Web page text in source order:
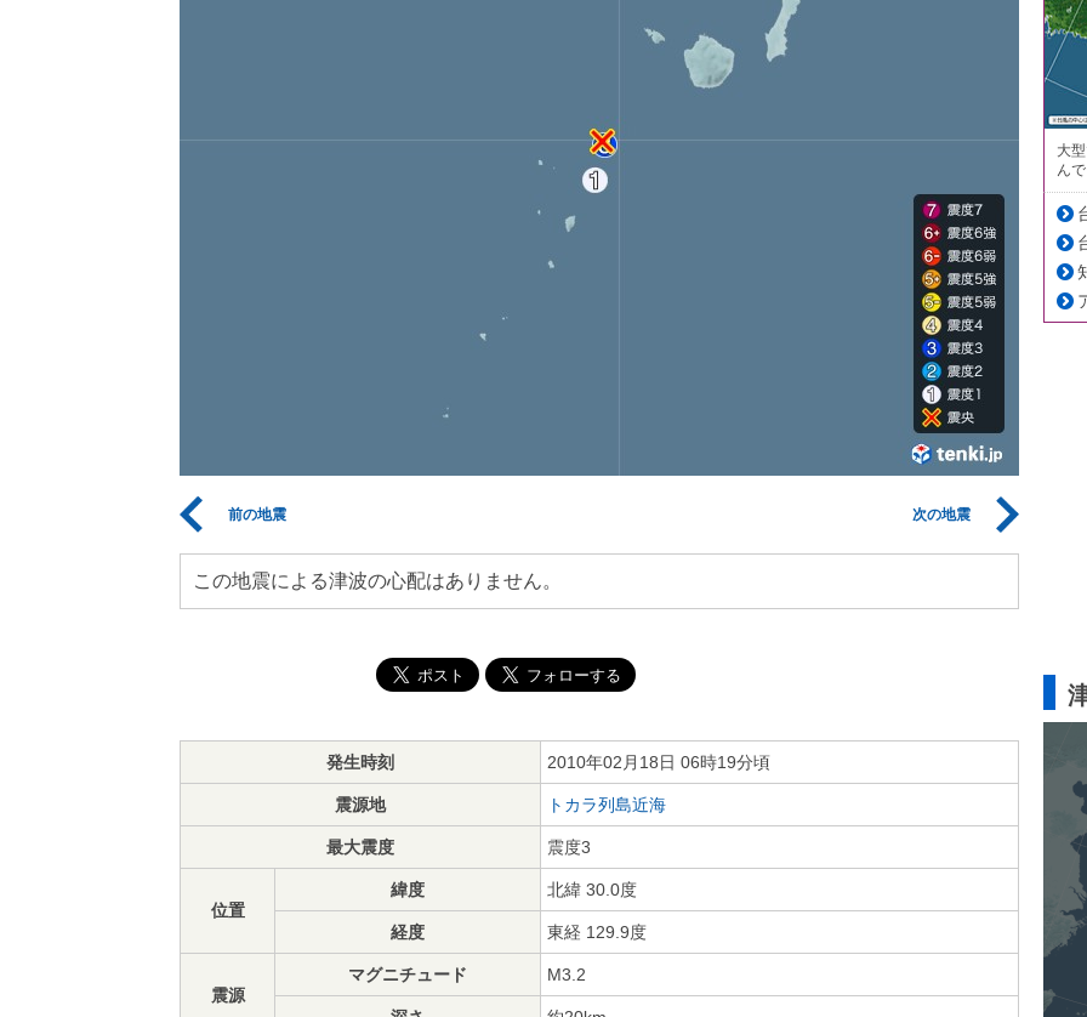
前の地震 次の地震
この地震による津波の心配はありません。
発生時刻 2010年02月18日 06時19分頃
震源地 トカラ列島近海
最大震度 震度3
位置
緯度 北緯 30.0度
経度 東経 129.9度
震源
マグニチュード M3.2
大
ん